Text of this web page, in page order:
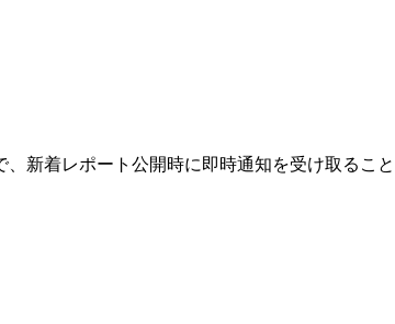
新着レポート公開時に即時通知を受け取ること